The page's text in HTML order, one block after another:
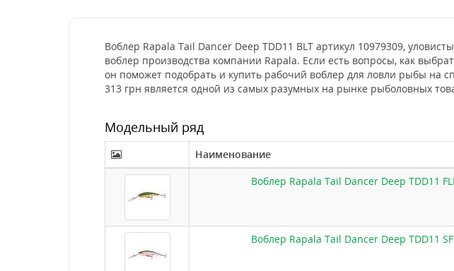
Воблер Rapala Tail Dancer Deep TDD11 BLT артикул 10979309,
воблер производства компании Rapala. Если есть вопросы, как
он поможет подобрать и купить рабочий воблер для ловли рыбы
313 грн является одной из самых разумных на рынке рыболовных
Модельный ряд
Наименование
Воблер Rapala Tail Dancer Deep TDD11
Воблер Rapala Tail Dancer Deep TDD11